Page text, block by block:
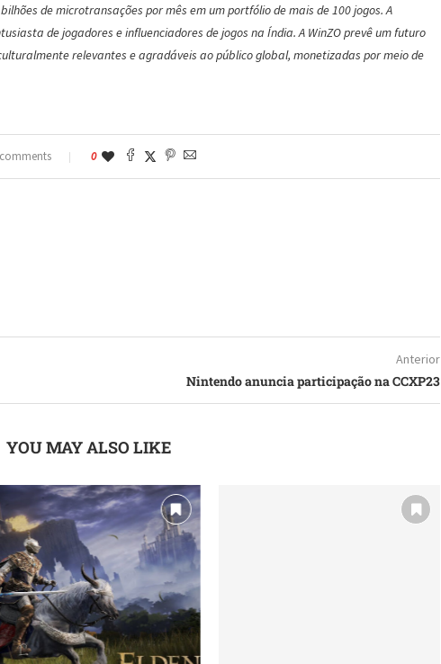
de microtransações por mês em um portfólio de mais de 100 jogos. A
de jogadores e influenciadores de jogos na Índia. A WinZO prevê um futuro
relevantes e agradáveis ​​ao público global, monetizadas por meio de
0
Anterior
Nintendo anuncia participação na CCXP23
YOU MAY ALSO LIKE